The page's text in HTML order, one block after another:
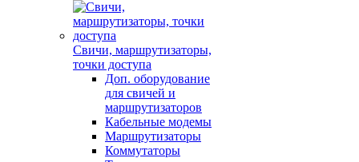
Свичи, маршрутизаторы,
точки доступа
Доп. оборудование
для свичей и
маршрутизаторов
Кабельные модемы
Маршрутизаторы
Коммутаторы